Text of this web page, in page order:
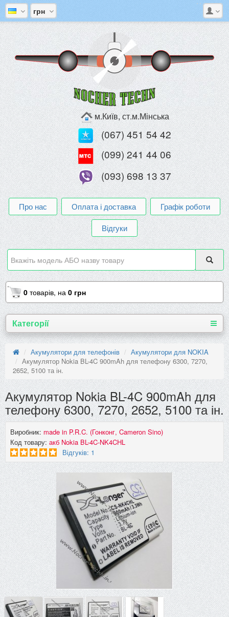
грн
м.Київ, ст.м.Мінська
(067) 451 54 42
(099) 241 44 06
(093) 698 13 37
Про нас Оплата і доставка
Графік роботи
Відгуки
0 товарів, на 0 грн
Категорії
Акумулятори для телефонів
Акумулятори для NOKIA
Акумулятор Nokia BL-4C 900mAh для телефону 6300, 7270,
2652, 5100 та ін.
Акумулятор Nokia BL-4C 900mAh для
телефону 6300, 7270, 2652, 5100 та ін.
Виробник: made in P.R.C. (Гонконг, Cameron Sino)
Код товару: акб Nokia BL-4C-NK4CHL​​
Відгуків: 1